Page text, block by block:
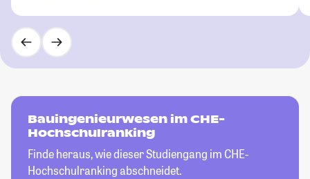
Bauingenieurwesen im CHE-
Hochschulranking
Finde heraus, wie dieser Studiengang im CHE-
Hochschulranking abschneidet.